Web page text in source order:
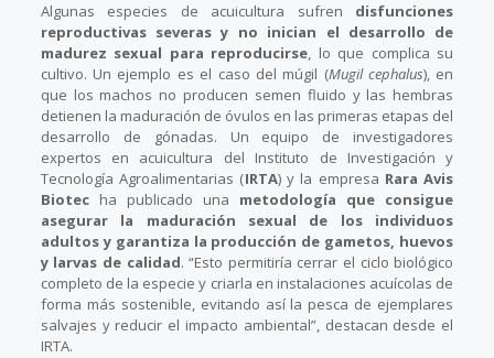
Algunas especies de acuicultura sufren disfunciones
reproductivas severas y no inician el desarrollo de
madurez sexual para reproducirse, lo que complica su
cultivo. Un ejemplo es el caso del múgil (Mugil cephalus), en
que los machos no producen semen fluido y las hembras
detienen la maduración de óvulos en las primeras etapas del
desarrollo de gónadas. Un equipo de investigadores
expertos en acuicultura del Instituto de Investigación y
Tecnología Agroalimentarias (IRTA) y la empresa Rara Avis
Biotecha publicado una metodología que consigue
asegurar la maduración sexual de los individuos
adultos y garantiza la producción de gametos, huevos
y larvas de calidad. “Esto permitiría cerrar el ciclo biológico
completo de la especie y criarla en instalaciones acuícolas de
forma más sostenible, evitando así la pesca de ejemplares
salvajes y reducir el impacto ambiental”, destacan desde el
IRTA.